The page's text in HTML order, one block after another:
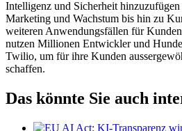
Intelligenz und Sicherheit
Marketing und Wachstum bis hin zu
weiteren Anwendungsfällen für
nutzen Millionen Entwickler und
Twilio, um für ihre Kunden
schaffen.
Das könnte Sie auch